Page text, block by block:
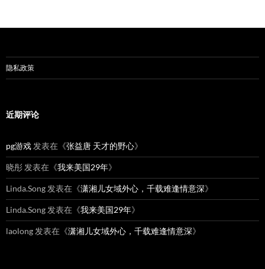
隐私政策
近期评论
pg游戏 发表在《张益唐 天才的野心》
晓彤 发表在《我来美国29年》
Linda.Song 发表在《潇湘儿女域外心，千载难逢情意深》
Linda.Song 发表在《我来美国29年》
laolong 发表在《潇湘儿女域外心，千载难逢情意深》